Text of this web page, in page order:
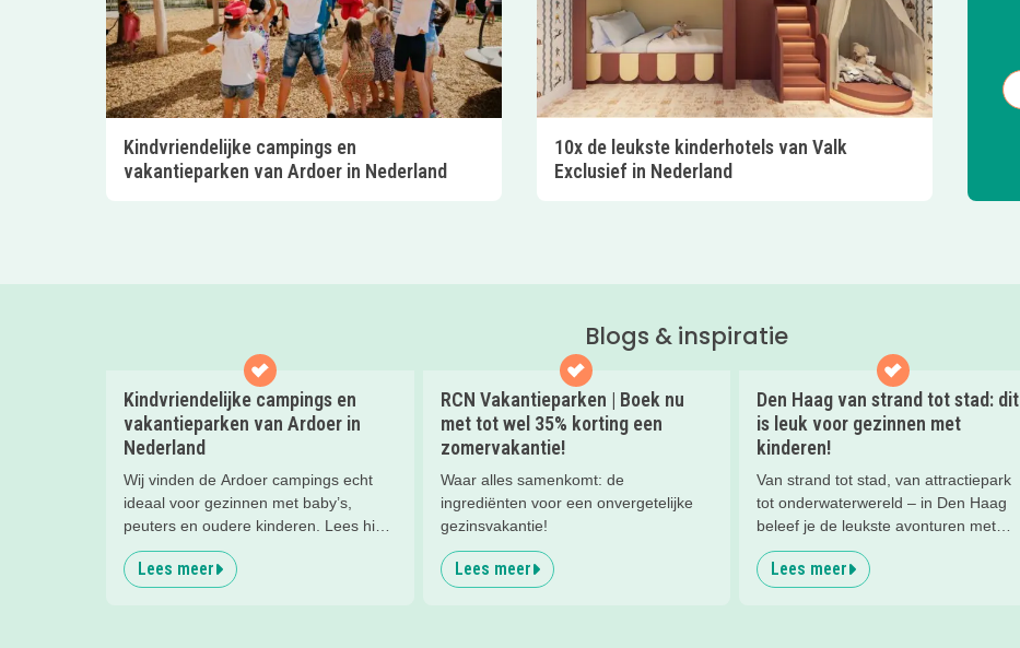
Kindvriendelijke campings en
vakantieparken van Ardoer in Nederland
10x de leukste kinderhotels van Valk
Exclusief in Nederland
Blogs & inspiratie
Kindvriendelijke campings en
vakantieparken van Ardoer in
Nederland
Wij vinden de Ardoer campings echt
ideaal voor gezinnen met baby’s,
peuters en oudere kinderen. Lees hier
waarom!
Lees meer
RCN Vakantieparken | Boek nu
met tot wel 35% korting een
zomervakantie!
Waar alles samenkomt: de
ingrediënten voor een onvergetelijke
gezinsvakantie!
Lees meer
Den Haag van strand tot stad: dit
is leuk voor gezinnen met
kinderen!
Van strand tot stad, van attractiepark
tot onderwaterwereld – in Den Haag
beleef je de leukste avonturen met
kinderen. En tussendoor? Even
ontspannen met een lekkere lunch op
Lees meer